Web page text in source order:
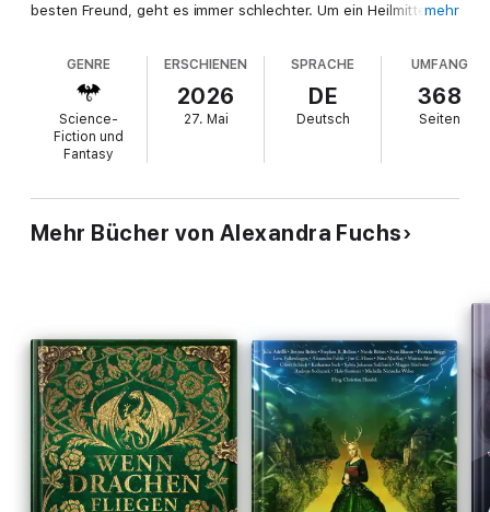
besten Freund, geht es immer schlechter. Um ein Heilmittel zu
auf eine gefährliche Reise durch Tokios Geister- und
Unterwelt, um Yashi zu helfen. Dabei kommen sie sich immer
näher, doch beide haben mit ihren eigenen Unsicherheiten zu
kämpfen. Können sie sich gegenseitig genug vertrauen, um
gemeinsam zu bestehen?
mehr
GENRE
Science-
Fiction und
Fantasy
ERSCHIENEN
2026
27. Mai
SPRACHE
DE
Deutsch
UMFANG
368
Seiten
Mehr Bücher von Alexandra Fuchs